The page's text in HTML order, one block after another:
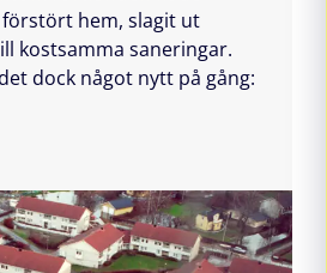
hem, slagit ut
kostsamma saneringar.
dock något nytt på gång: